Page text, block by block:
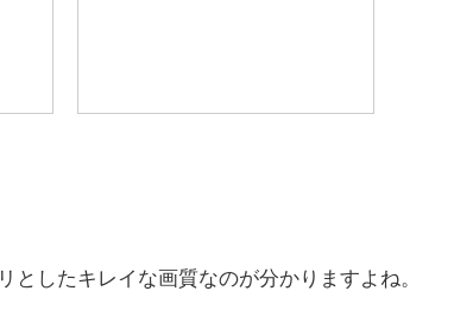
としたキレイな画質なのが分かりますよね。